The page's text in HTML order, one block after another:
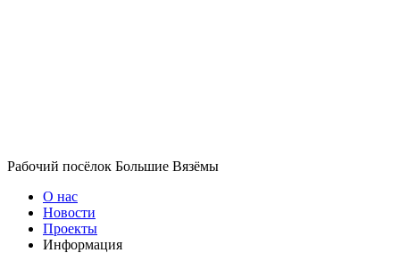
Рабочий посёлок Большие Вязёмы
О нас
Новости
Проекты
Информация